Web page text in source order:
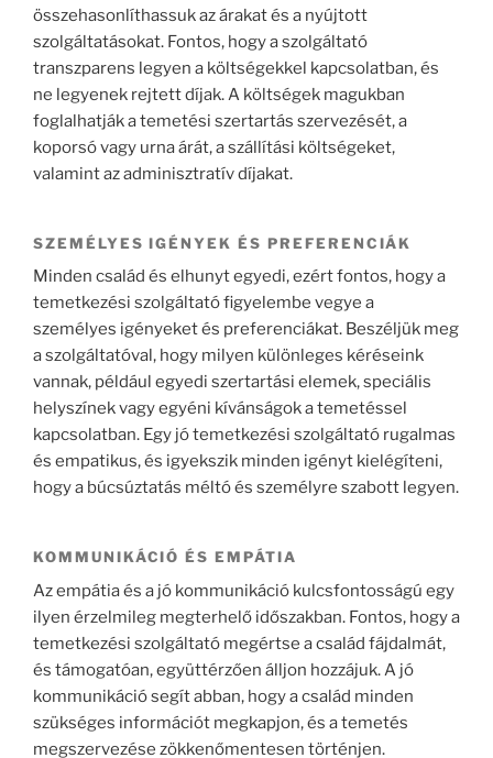
összehasonlíthassuk az árakat és a nyújtott
szolgáltatásokat. Fontos, hogy a szolgáltató
transzparens legyen a költségekkel kapcsolatban, és
ne legyenek rejtett díjak. A költségek magukban
foglalhatják a temetési szertartás szervezését, a
koporsó vagy urna árát, a szállítási költségeket,
valamint az adminisztratív díjakat.
SZEMÉLYES IGÉNYEK ÉS PREFERENCIÁK
Minden család és elhunyt egyedi, ezért fontos, hogy a
temetkezési szolgáltató figyelembe vegye a
személyes igényeket és preferenciákat. Beszéljük meg
a szolgáltatóval, hogy milyen különleges kéréseink
vannak, például egyedi szertartási elemek, speciális
helyszínek vagy egyéni kívánságok a temetéssel
kapcsolatban. Egy jó temetkezési szolgáltató rugalmas
és empatikus, és igyekszik minden igényt kielégíteni,
hogy a búcsúztatás méltó és személyre szabott legyen.
KOMMUNIKÁCIÓ ÉS EMPÁTIA
Az empátia és a jó kommunikáció kulcsfontosságú egy
ilyen érzelmileg megterhelő időszakban. Fontos, hogy a
temetkezési szolgáltató megértse a család fájdalmát,
és támogatóan, együttérzően álljon hozzájuk. A jó
kommunikáció segít abban, hogy a család minden
szükséges információt megkapjon, és a temetés
megszervezése zökkenőmentesen történjen.